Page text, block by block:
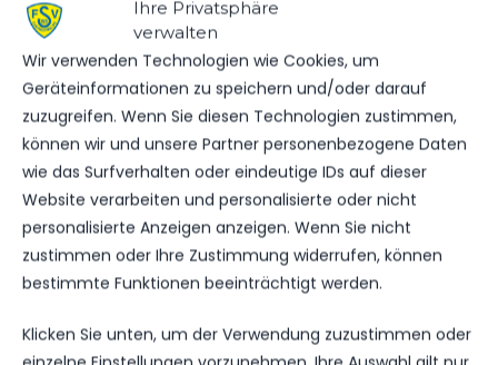
Ihre Privatsphäre
verwalten
Wir verwenden Technologien wie Cookies, um
Geräteinformationen zu speichern und/oder darauf
zuzugreifen. Wenn Sie diesen Technologien zustimmen,
können wir und unsere Partner personenbezogene Daten
wie das Surfverhalten oder eindeutige IDs auf dieser
Website verarbeiten und personalisierte oder nicht
personalisierte Anzeigen anzeigen. Wenn Sie nicht
zustimmen oder Ihre Zustimmung widerrufen, können
bestimmte Funktionen beeinträchtigt werden.
Klicken Sie unten, um der Verwendung zuzustimmen oder
VORHERIGER BEITRAG
ERGEBNISSE VOM
WOCHENENDE
NÄCHSTER BEITRAG
ERFOLGREICHE
VERKAUFSAKTION MIT
SPENDENSCHECKÜBERGABE
ABGESCHLOSSEN